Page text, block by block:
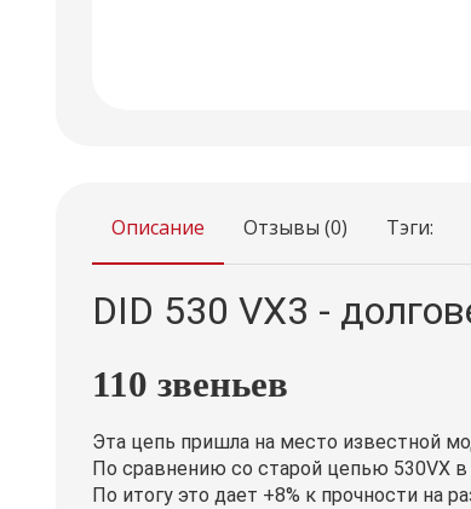
Описание Отзывы (0) Тэги:
DID 530 VX3 -
110 звеньев
Эта цепь пришла на место известной
По сравнению со старой цепью 530VX
По итогу это дает +8% к прочности на